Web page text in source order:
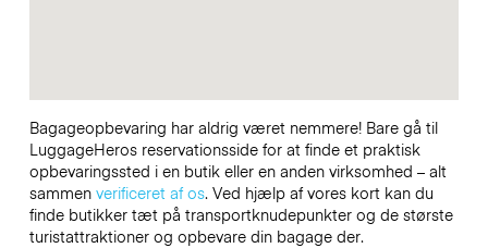
Bagageopbevaring har aldrig været nemmere! Bare gå til
LuggageHeros reservationsside for at finde et praktisk
opbevaringssted i en butik eller en anden virksomhed – alt
sammen verificeret af os. Ved hjælp af vores kort kan du
finde butikker tæt på transportknudepunkter og de største
turistattraktioner og opbevare din bagage der.